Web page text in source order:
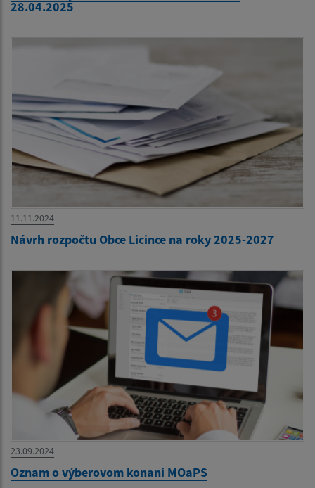
28.04.2025
11.11.2024
Návrh rozpočtu Obce Licince na roky 2025-2027
23.09.2024
Oznam o výberovom konaní MOaPS